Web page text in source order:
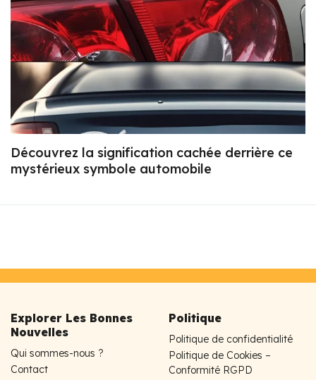
Découvrez la signification cachée derrière ce
mystérieux symbole automobile
Explorer Les Bonnes
Nouvelles
Qui sommes-nous ?
Contact
Politique
Politique de confidentialité
Politique de Cookies –
Conformité RGPD